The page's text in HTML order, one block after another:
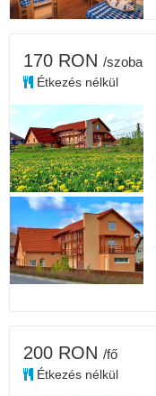
170 RON /szoba
Étkezés nélkül
200 RON /fő
Étkezés nélkül